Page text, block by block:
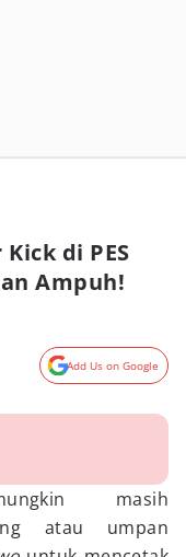
di PES
Ampuh!
Add Us on Google
masih
atau umpan